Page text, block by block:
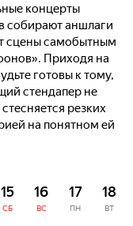
концерты
собирают аншлаги
сцены самобытным
Приходя на
готовы к тому,
стендапер не
резких
на понятном ей
15
СБ
16
ВС
17
ПН
18
ВТ